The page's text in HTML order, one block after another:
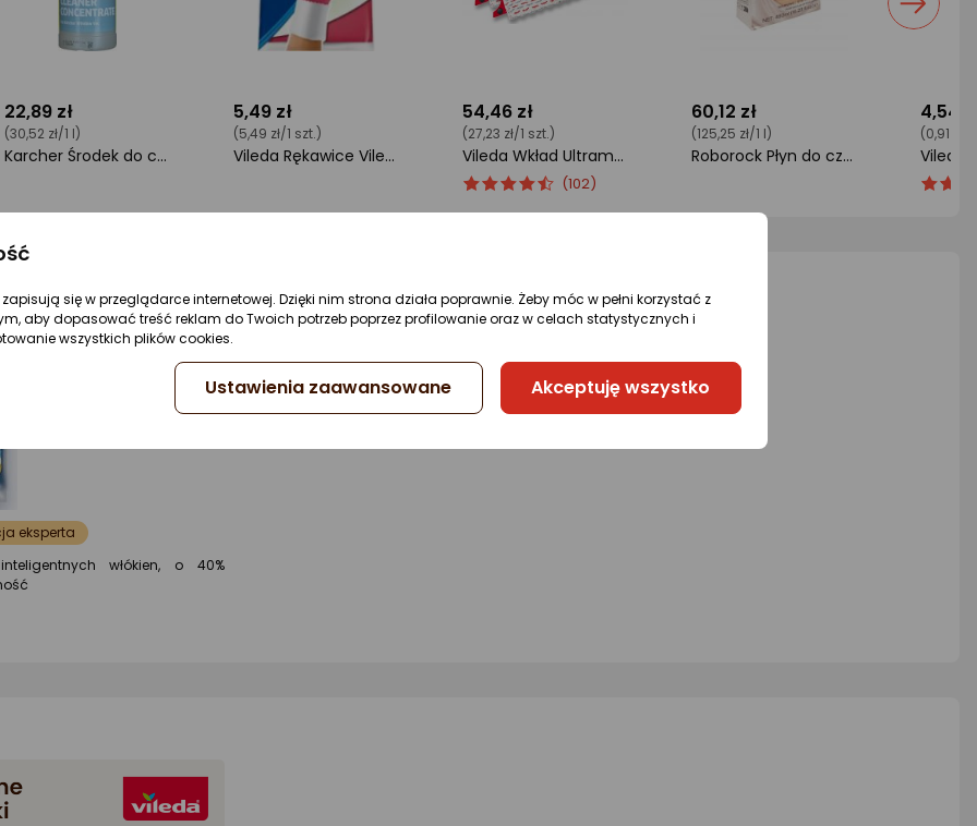
22,89 zł
(30,52 zł/1 l)
Karcher Środek do czyszczenia szyb 750 ml 6.296-170.0
gwiazdki
5,49 zł
(5,49 zł/1 szt.)
Vileda Rękawice Vileda Universal "M"
54,46 zł
(27,23 zł/1 szt.)
Vileda Wkład Ultramax (167720)
ocena
Ocena
(102)
60,12 zł
(125,25 zł/1 l)
Roborock Płyn do czyszczenia, mycia podłóg 480 ml (oryginał)
4,54
(0,91 zł/
Vileda
ocena
Ocena
Wkład SuperMocio 3Action Velour (137477)
ocena
Ocena
eksperta
włókien, o 40%
się w przeglądarce internetowej. Dzięki nim strona działa poprawnie. Żeby móc w pełni korzystać z
aby dopasować treść reklam do Twoich potrzeb poprzez profilowanie oraz w celach statystycznych i
wszystkich plików cookies.
Ustawienia zaawansowane Akceptuję wszystko